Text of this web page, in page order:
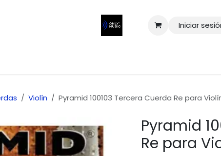
Iniciar
Violín Pyramid 100103 Tercera Cuerda Re para
Pyramid
Re para